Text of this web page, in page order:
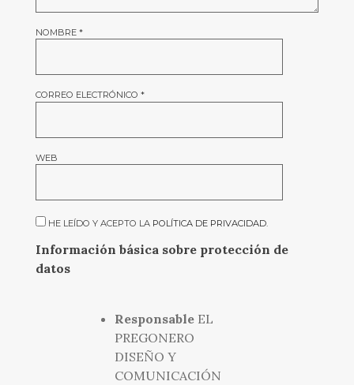
NOMBRE *
CORREO ELECTRÓNICO *
WEB
HE LEÍDO Y ACEPTO LA POLÍTICA DE PRIVACIDAD.
Información básica sobre protección de
datos
ResponsableEL
PREGONERO
DISEÑO Y
COMUNICACIÓN